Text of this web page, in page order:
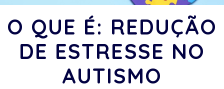
O QUE É: REDUÇÃO
DE ESTRESSE NO
AUTISMO